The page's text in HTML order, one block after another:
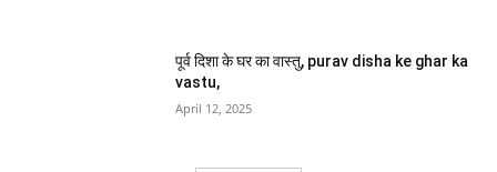
पूर्व दिशा के घर का वास्तु, purav disha ke ghar ka
vastu,
April 12, 2025